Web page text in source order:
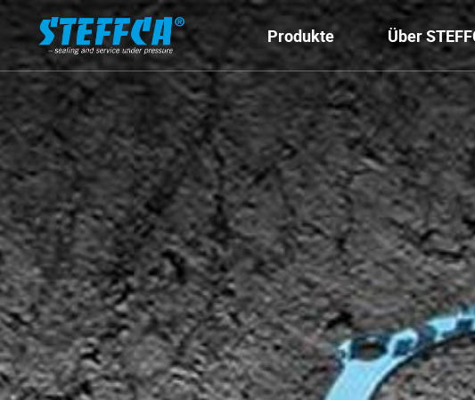
Produkte Über